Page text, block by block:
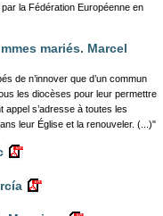
par la Fédération Européenne en
mariés. Marcel
de n’innover que d’un commun
les diocèses pour leur permettre
s’adresse à toutes les
leur Église et la renouveler. (...)"